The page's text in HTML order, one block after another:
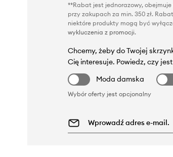
**Rabat jest jednorazowy,
przy zakupach za min. 350 zł.
niektóre produkty mogą być
wykluczenia z promocji.
Chcemy, żeby do Twojej
Cię interesuje. Powiedz, czy
Moda damska
Wybór oferty jest opcjonalny